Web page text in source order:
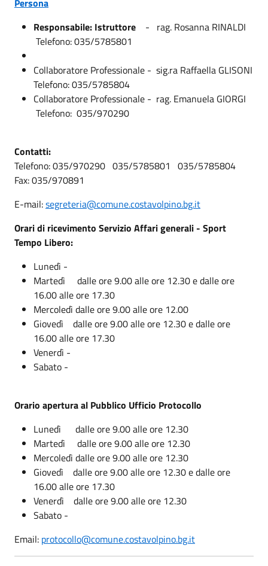
Responsabile: Istruttore
- rag. Rosanna RINALDI
Telefono: 035/5785801
Collaboratore Professionale - sig.ra Raffaella GLISONI
Telefono: 035/5785804
Collaboratore Professionale - rag. Emanuela GIORGI
Telefono: 035/970290
Contatti:
Telefono: 035/970290 035/5785801 035/5785804
Fax: 035/970891
E-mail:segreteria@comune.costavolpino.bg.it
Orari di ricevimento Servizio Affari generali - Sport
Tempo Libero:
Lunedì -
Martedì dalle ore 9.00 alle ore 12.30 e dalle ore
16.00 alle ore 17.30
Mercoledì dalle ore 9.00 alle ore 12.00
Giovedì dalle ore 9.00 alle ore 12.30 e dalle ore
16.00 alle ore 17.30
Venerdì -
Sabato -
Orario apertura al Pubblico Ufficio Protocollo
Lunedì dalle ore 9.00 alle ore 12.30
Martedì dalle ore 9.00 alle ore 12.30
Mercoledì dalle ore 9.00 alle ore 12.30
Giovedì dalle ore 9.00 alle ore 12.30 e dalle ore
16.00 alle ore 17.30
Venerdì dalle ore 9.00 alle ore 12.30
Sabato -
Email: protocollo@comune.costavolpino.bg.it